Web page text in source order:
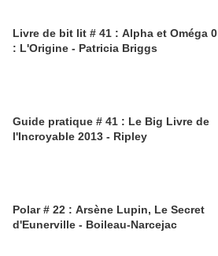
Livre de bit lit # 41 : Alpha et Oméga 0
: L'Origine - Patricia Briggs
Guide pratique # 41 : Le Big Livre de
l'Incroyable 2013 - Ripley
Polar # 22 : Arsène Lupin, Le Secret
d'Eunerville - Boileau-Narcejac